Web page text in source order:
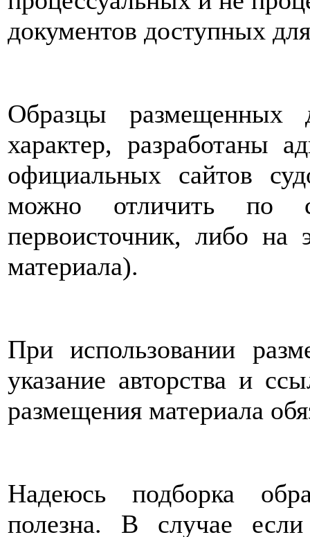
документов доступных
Образцы размещенных
характер, разработаны
официальных сайтов
можно отличить по
первоисточник, либо на
материала).
При использовании
указание авторства и
размещения материала
Надеюсь подборка
полезна. В случае